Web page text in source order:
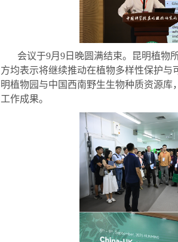
会议于9月 9 日晚圆满结束。昆明植物
方均表示将继续推动在植物多样性保护
明植物园与中国西南野生生物种质资源
工作成果。